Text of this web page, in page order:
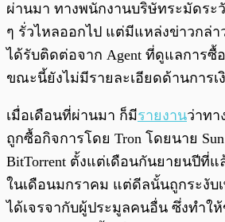
ผ่านมา ทางพนักงานบริษัทระมัดระ
ๆ รั่วไหลออกไป แต่มีแหล่งข่าวกล่
ได้รับติดต่อจาก Agent ที่ดูแลการซื้
ขณะนี้ยังไม่มีรายละเอียดด้านการเ
เมื่อเดือนที่ผ่านมา ก็มีรายงานว่าทา
ถูกซื้อกิจการโดย Tron โดยนาย
BitTorrent ตั้งแต่เดือนกันยายนปีที่
ในเดือนมกราคม แต่ดีลนั้นถูกระงับเ
ได้เจรจากับผู้ประมูลคนอื่น ซึ่งทำใ